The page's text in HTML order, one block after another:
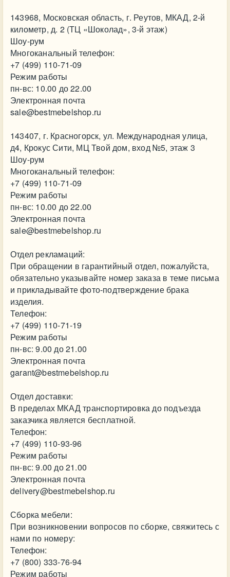
143968, Московская область, г. Реутов, МКАД, 2-й
километр, д. 2 (ТЦ «Шоколад», 3-й этаж)
Шоу-рум
Многоканальный телефон:
+7 (499) 110-71-09
Режим работы
пн-вс: 10.00 до 22.00
Электронная почта
sale@bestmebelshop.ru
143407, г. Красногорск, ул. Международная улица,
д4, Крокус Сити, МЦ Твой дом, вход №5, этаж 3
Шоу-рум
Многоканальный телефон:
+7 (499) 110-71-09
Режим работы
пн-вс: 10.00 до 22.00
Электронная почта
sale@bestmebelshop.ru
Отдел рекламаций:
При обращении в гарантийный отдел, пожалуйста,
обязательно указывайте номер заказа в теме письма
и прикладывайте фото-подтверждение брака
изделия.
Телефон:
+7 (499) 110-71-19
Режим работы
пн-вс: 9.00 до 21.00
Электронная почта
garant@bestmebelshop.ru
Отдел доставки:
В пределах МКАД транспортировка до подъезда
заказчика является бесплатной.
Телефон:
+7 (499) 110-93-96
Режим работы
пн-вс: 9.00 до 21.00
Электронная почта
delivery@bestmebelshop.ru
Сборка мебели:
При возникновении вопросов по сборке, свяжитесь с
нами по номеру:
Телефон:
+7 (800) 333-76-94
Режим работы